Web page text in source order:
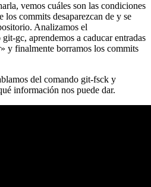
vemos cuáles son las condiciones
los commits desaparezcan de y se
Analizamos el
gc, aprendemos a caducar entradas
y finalmente borramos los commits
del comando git-fsck y
información nos puede dar.